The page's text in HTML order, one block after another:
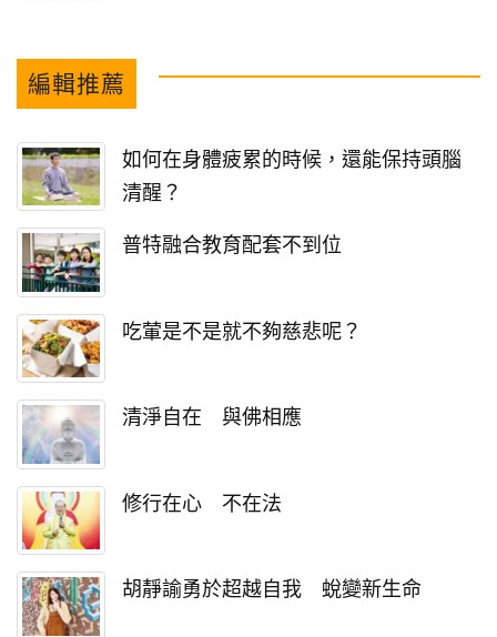
編輯推薦
如何在身體疲累的時候，還能保持頭腦
清醒？
普特融合教育配套不到位
吃葷是不是就不夠慈悲呢？
清淨自在 與佛相應
修行在心 不在法
胡靜諭勇於超越自我 蛻變新生命